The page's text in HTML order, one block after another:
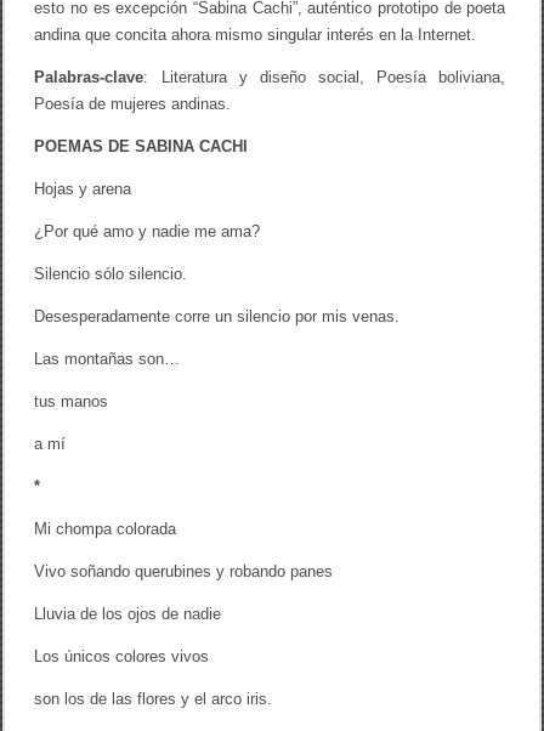
esto no es excepción “Sabina Cachi”, auténtico prototipo de poeta
andina que concita ahora mismo singular interés en la Internet.
Palabras-clave: Literatura y diseño social, Poesía boliviana,
Poesía de mujeres andinas.
POEMAS DE SABINA CACHI
Hojas y arena
¿Por qué amo y nadie me ama?
Silencio sólo silencio.
Desesperadamente corre un silencio por mis venas.
Las montañas son…
tus manos
a mí
*
Mi chompa colorada
Vivo soñando querubines y robando panes
Lluvia de los ojos de nadie
Los únicos colores vivos
son los de las flores y el arco iris.